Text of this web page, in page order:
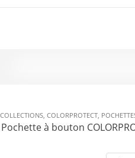
COLLECTIONS, COLORPROTECT,
Pochette à bouton